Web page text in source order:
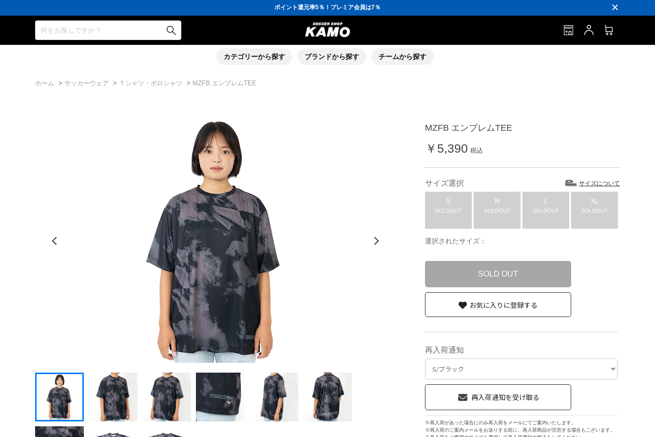
ポイント還元率5％！プレミア会員は7％
会員の方にはお誕生月に「10％OFFクーポン」プレゼント！
16,000円(税込)以上でシューズケースプレゼント！
3,300円(税込)以上で送料無料！
ポイント還元率5％！プレミア会員は7％
会員の方にはお誕生月に「10％OFFクーポン」プレゼント！
何をお探しですか？
カテゴリーから探す ブランドから探す チームから探す
ホーム > サッカーウェア > Ｔシャツ・ポロシャツ > MZFB エンブレムTEE
MZFB エンブレムTEE
￥5,390 税込
サイズ選択 サイズについて
S
SOLDOUT
M
SOLDOUT
L
SOLDOUT
XL
SOLDOUT
選択されたサイズ：
SOLD OUT
再入荷通知
※再入荷があった場合にのみ再入荷をメールにてご案内いたします。
※再入荷のご案内メールをお送りする前に、再入荷商品が完売する場合もございます。
お気に入りに登録する